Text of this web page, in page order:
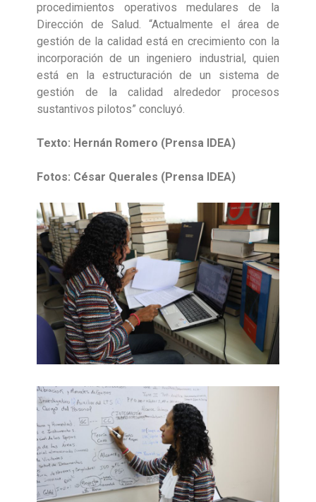
procedimientos operativos medulares de la
Dirección de Salud. “Actualmente el área de
gestión de la calidad está en crecimiento con la
incorporación de un ingeniero industrial, quien
está en la estructuración de un sistema de
gestión de la calidad alrededor procesos
sustantivos pilotos” concluyó.
Texto: Hernán Romero (Prensa IDEA)
Fotos: César Querales (Prensa IDEA)